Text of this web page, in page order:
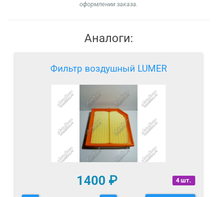
оформлении заказа.
Аналоги:
Фильтр воздушный LUMER
4 шт.
1400 ₽